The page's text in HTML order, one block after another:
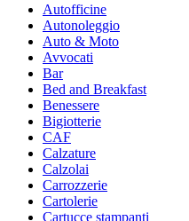
Autofficine
Autonoleggio
Auto & Moto
Avvocati
Bar
Bed and Breakfast
Benessere
Bigiotterie
CAF
Calzature
Calzolai
Carrozzerie
Cartolerie
Cartucce stampanti